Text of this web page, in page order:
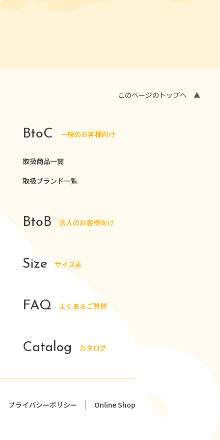
BtoC 一般のお客様向け
取扱商品一覧
取扱ブランド一覧
BtoB 法人のお客様向け
Size サイズ表
FAQ よくあるご質問
Catalog カタログ
プライバシーポリシー Online Shop
このページのトップへ ▲